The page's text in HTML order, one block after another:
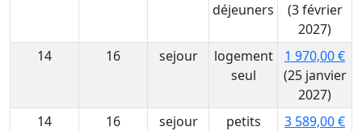
déjeuners
(3 février
2027)
14
16 sejour
logement
seul
1 970,00 €
(25 janvier
2027)
14
16 sejour
petits
3 589,00 €